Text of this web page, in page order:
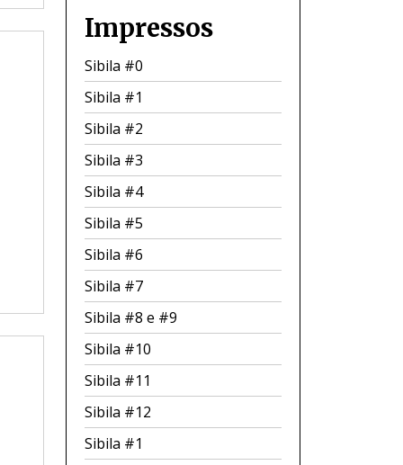
Impressos
Sibila #0
Sibila #1
Sibila #2
Sibila #3
Sibila #4
Sibila #5
Sibila #6
Sibila #7
Sibila #8 e #9
Sibila #10
Sibila #11
Sibila #12
Sibila #1